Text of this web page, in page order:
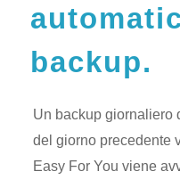
backup.
Un backup giornaliero
del giorno precedente
Easy For You viene